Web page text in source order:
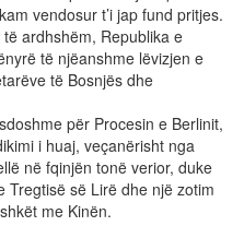
vendosur t’i jap fund pritjes.
ardhshëm, Republika e
të njëanshme lëvizjen e
të Bosnjës dhe
për Procesin e Berlinit,
i huaj, veçanërisht nga
në fqinjën tonë verior, duke
Tregtisë së Lirë dhe një zotim
me Kinën.